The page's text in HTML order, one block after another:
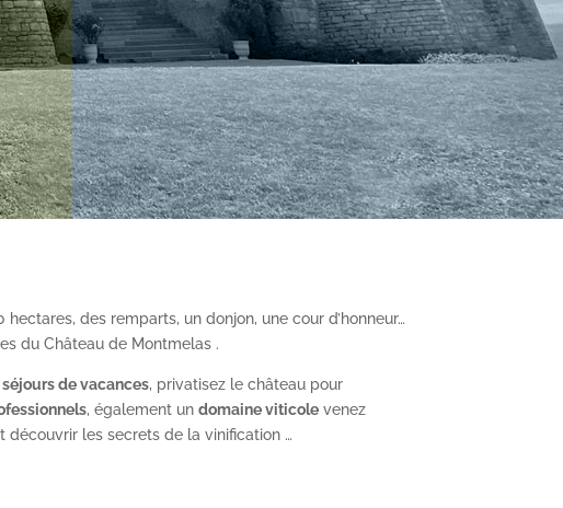
hectares, des remparts, un donjon, une cour d’honneur…
du Château de Montmelas .
de vacances, privatisez le château pour
, également un domaine viticolevenez
découvrir les secrets de la vinification …